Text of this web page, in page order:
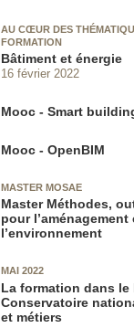
AU CŒUR DES
FORMATION
Bâtiment et énergie
16 février 2022
Mooc - Smart
Mooc - OpenBIM
MASTER MOSAE
Master Méthodes,
pour l’aménagement
l’environnement
MAI 2022
La formation dans le
Conservatoire
et métiers